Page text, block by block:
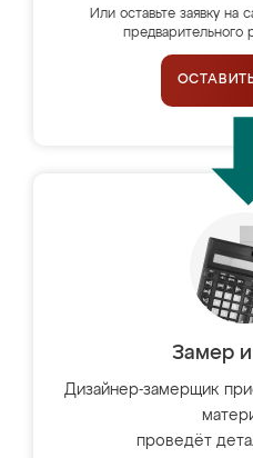
Или оставьте заявку на
предварительного
Замер
Дизайнер-замерщик
проведёт